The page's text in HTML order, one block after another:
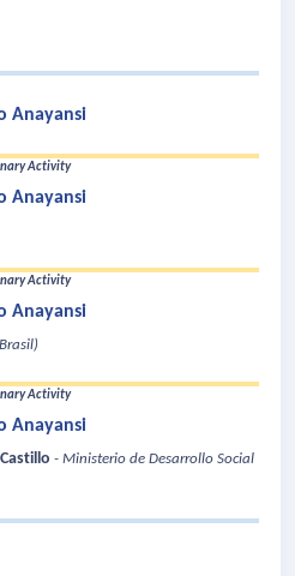
Anayansi
Activity
Anayansi
Activity
Anayansi
Activity
Anayansi
- Ministerio de Desarrollo Social